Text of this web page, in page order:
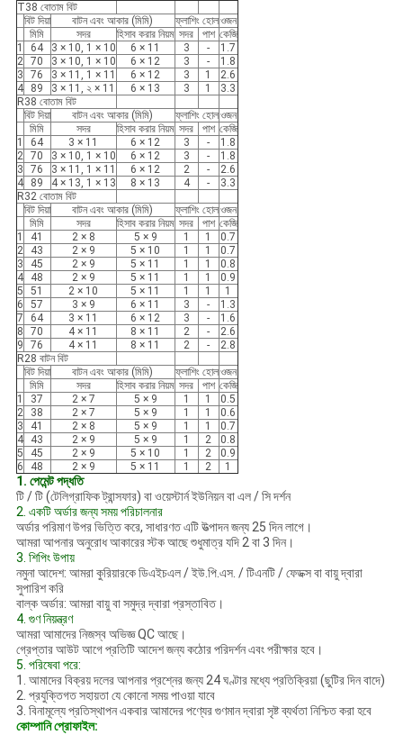
T38 বোতাম বিট
বিট দিয়া
বাটন এবং আকার (মিমি) ফ্লাশিং হোলওজন
মিমি
সদর হিসাব করার নিয়ম সদর পাশ কেজি
1
64 3 × 10, 1 × 10 6 × 11 3 -
1.7
2
70 3 × 10, 1 × 10 6 × 12 3 -
1.8
3
76 3 × 11, 1 × 11 6 × 12 3 1
2.6
4
89 3 × 11, ২ × 11 6 × 13 3 1
3.3
R38 বোতাম বিট
বিট দিয়া
বাটন এবং আকার (মিমি) ফ্লাশিং হোলওজন
মিমি
সদর হিসাব করার নিয়ম সদর পাশ কেজি
1
64 3 × 11 6 × 12 3 -
1.8
2
70 3 × 10, 1 × 10 6 × 12 3 -
1.8
3
76 3 × 11, 1 × 11 6 × 12 2 -
2.6
4
89 4 × 13, 1 × 13 8 × 13 4 -
3.3
R32 বোতাম বিট
বিট দিয়া
বাটন এবং আকার (মিমি) ফ্লাশিং হোলওজন
মিমি
সদর হিসাব করার নিয়ম সদর পাশ কেজি
1
41 2 × 8 5 × 9 1 1
0.7
2
43 2 × 9 5 × 10 1 1
0.7
3
45 2 × 9 5 × 11 1 1
0.8
4
48 2 × 9 5 × 11 1 1
0.9
5
51 2 × 10 5 × 11 1 1
1
6
57 3 × 9 6 × 11 3 -
1.3
7
64 3 × 11 6 × 12 3 -
1.6
8
70 4 × 11 8 × 11 2 -
2.6
9
76 4 × 11 8 × 11 2 -
2.8
R28 বাটন বিট
বিট দিয়া
বাটন এবং আকার (মিমি) ফ্লাশিং হোলওজন
মিমি
সদর হিসাব করার নিয়ম সদর পাশ কেজি
1
37 2 × 7 5 × 9 1 1
0.5
2
38 2 × 7 5 × 9 1 1
0.6
3
41 2 × 8 5 × 9 1 1
0.7
4
43 2 × 9 5 × 9 1 2
0.8
5
45 2 × 9 5 × 10 1 2
0.9
6
48 2 × 9 5 × 11 1 2 1
1. পেমেন্ট পদ্ধতি
টি / টি (টেলিগ্রাফিক ট্রান্সফার) বা ওয়েস্টার্ন ইউনিয়ন বা এল / সি দর্শন
2. একটি অর্ডার জন্য সময় পরিচালনার
অর্ডার পরিমাণ উপর ভিত্তি করে, সাধারণত এটি উত্পাদন জন্য 25 দিন লাগে।
আমরা আপনার অনুরোধ আকারের স্টক আছে শুধুমাত্র যদি 2 বা 3 দিন।
3. শিপিং উপায়
নমুনা আদেশ: আমরা কুরিয়ারকে ডিএইচএল / ইউ.পি.এস. / টিএনটি / ফেডক্স বা বায়ু দ্বারা
সুপারিশ করি
বাল্ক অর্ডার: আমরা বায়ু বা সমুদ্র দ্বারা প্রস্তাবিত।
4. গুণ নিয়ন্ত্রণ
আমরা আমাদের নিজস্ব অভিজ্ঞ QC আছে।
গ্রেপ্তার আউট আগে প্রতিটি আদেশ জন্য কঠোর পরিদর্শন এবং পরীক্ষার হবে।
5. পরিষেবা পরে:
1. আমাদের বিক্রয় দলের আপনার প্রশ্নের জন্য 24 ঘণ্টার মধ্যে প্রতিক্রিয়া (ছুটির দিন বাদে)
2. প্রযুক্তিগত সহায়তা যে কোনো সময় পাওয়া যাবে
3. বিনামূল্যে প্রতিস্থাপন একবার আমাদের পণ্যের গুণমান দ্বারা সৃষ্ট ব্যর্থতা নিশ্চিত করা হবে
কোম্পানি প্রোফাইল: